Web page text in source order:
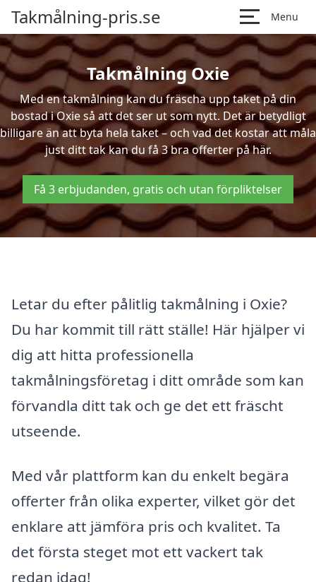
Takmålning-pris.se Menu
Takmålning Oxie
Med en takmålning kan du fräscha upp taket på din
bostad i Oxie så att det ser ut som nytt. Det är betydligt
billigare än att byta hela taket – och vad det kostar att måla
just ditt tak kan du få 3 bra offerter på här.
Få 3 erbjudanden, gratis och utan förpliktelser
Letar du efter pålitlig takmålning i Oxie?
Du har kommit till rätt ställe! Här hjälper vi
dig att hitta professionella
takmålningsföretag i ditt område som kan
förvandla ditt tak och ge det ett fräscht
utseende.
Med vår plattform kan du enkelt begära
offerter från olika experter, vilket gör det
enklare att jämföra pris och kvalitet. Ta
det första steget mot ett vackert tak
redan idag!